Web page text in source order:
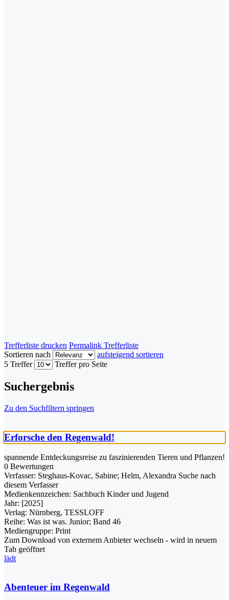
Trefferliste drucken Permalink Trefferliste
Sortieren nach
aufsteigend sortieren
5 Treffer
Treffer pro Seite
Suchergebnis
Zu den Suchfiltern springen
Erforsche den Regenwald!
spannende Entdeckungsreise zu faszinierenden Tieren und Pflanzen!
0 Bewertungen
Verfasser: Steghaus-Kovac, Sabine; Helm, Alexandra Suche nach
diesem Verfasser
Medienkennzeichen: Sachbuch Kinder und Jugend
Jahr: [2025]
Verlag: Nürnberg, TESSLOFF
Reihe: Was ist was. Junior; Band 46
Mediengruppe: Print
Zum Download von externem Anbieter wechseln - wird in neuem
Tab geöffnet
lädt
Abenteuer im Regenwald